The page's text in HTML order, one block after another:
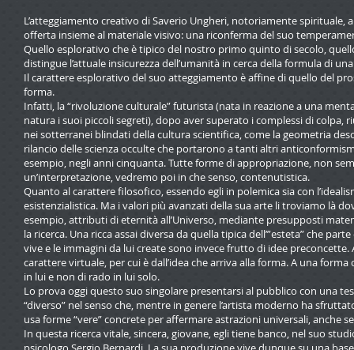
L’atteggiamento creativo di Saverio Ungheri, notoriamente
offerta insieme al materiale visivo: una riconferma del suo
Quello esplorativo che è tipico del nostro primo quinto di secolo,
distingue l’attuale insicurezza dell’umanità in cerca della formula di
Il carattere esplorativo del suo atteggiamento è affine di quello del
forma.
Infatti, la “rivoluzione culturale” futurista (nata in reazione a una
natura i suoi piccoli segreti), dopo aver superato i complessi di
nei sotterranei blindati della cultura scientifica, come la geometria
rilancio delle scienza occulte che portarono a tanti altri
esempio, negli anni cinquanta. Tutte forme di appropriazione, non
un’interpretazione, vedremo poi in che senso, contenutistica.
Quanto al carattere filosofico, essendo egli in polemica sia con
esistenzialistica. Ma i valori più avanzati della sua arte li troviamo là
esempio, attributi di eternità all’Universo, mediante presupposti
la ricerca. Una ricca assai diversa da quella tipica dell’”esteta” che
vive e le immagini da lui create sono invece frutto di idee
carattere virtuale, per cui è dall’idea che arriva alla forma. A una
in lui e non di rado in lui solo.
Lo prova oggi questo suo singolare presentarsi al pubblico con una
“diverso” nel senso che, mentre in genere l’artista moderno ha
usa forme “vere” concrete per affermare astrazioni universali, anche
In questa ricerca vitale, sincera, giovane, egli tiene banco, nel suo